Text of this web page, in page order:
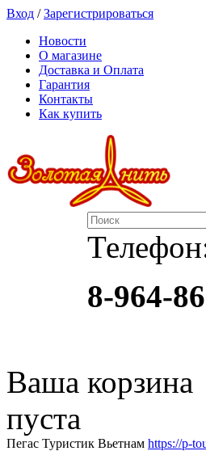
Вход /Зарегистрироваться
Новости
О магазине
Доставка и Оплата
Гарантия
Контакты
Как купить
8-964-
Ваша корзина
пуста
Пегас Туристик Вьетнам https://p-